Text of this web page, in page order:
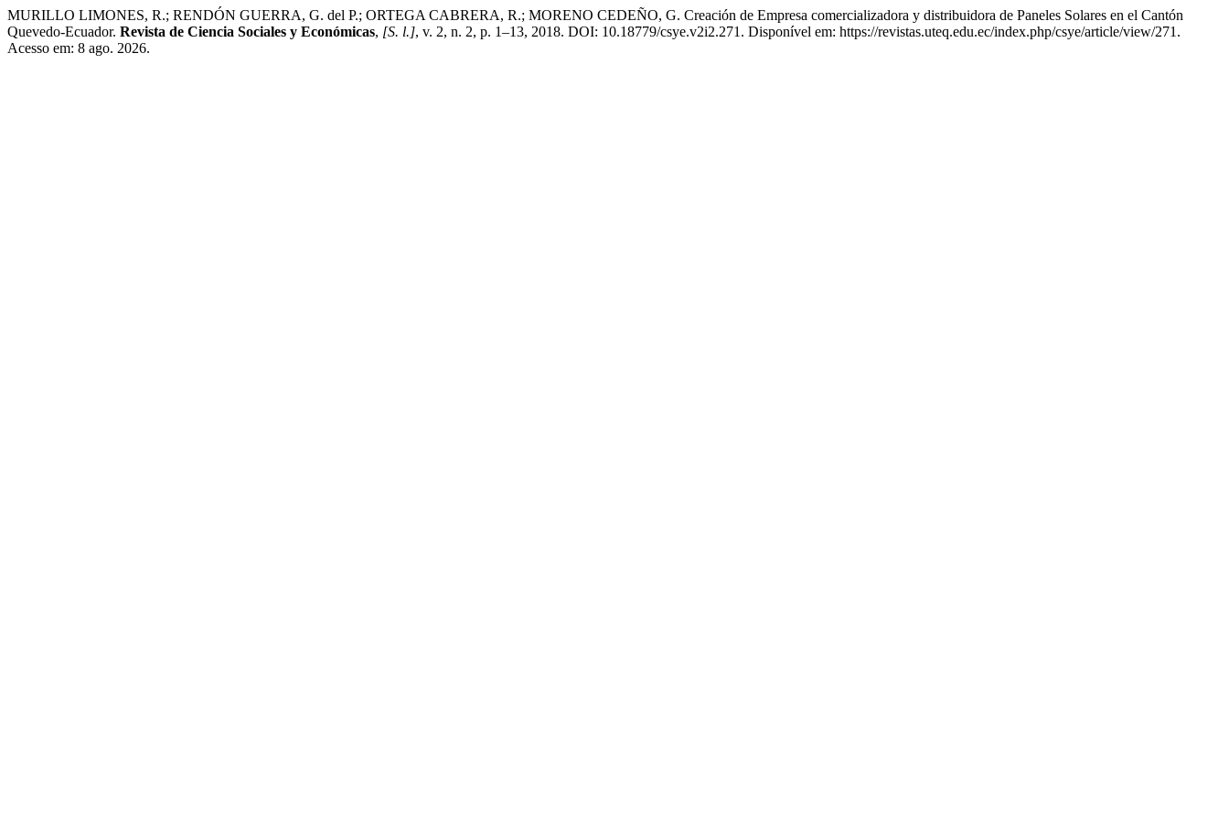
MURILLO LIMONES, R.; RENDÓN GUERRA, G. del P.; ORTEGA CABRERA, R.; MORENO CEDEÑO, G. Creación de Empresa comercializadora y distribuidora de Paneles Solares en el Cantón
Quevedo-Ecuador. Revista de Ciencia Sociales y Económicas, [S. l.], v. 2, n. 2, p. 1–13, 2018. DOI: 10.18779/csye.v2i2.271. Disponível em: https://revistas.uteq.edu.ec/index.php/csye/article/view/271.
Acesso em: 8 ago. 2026.